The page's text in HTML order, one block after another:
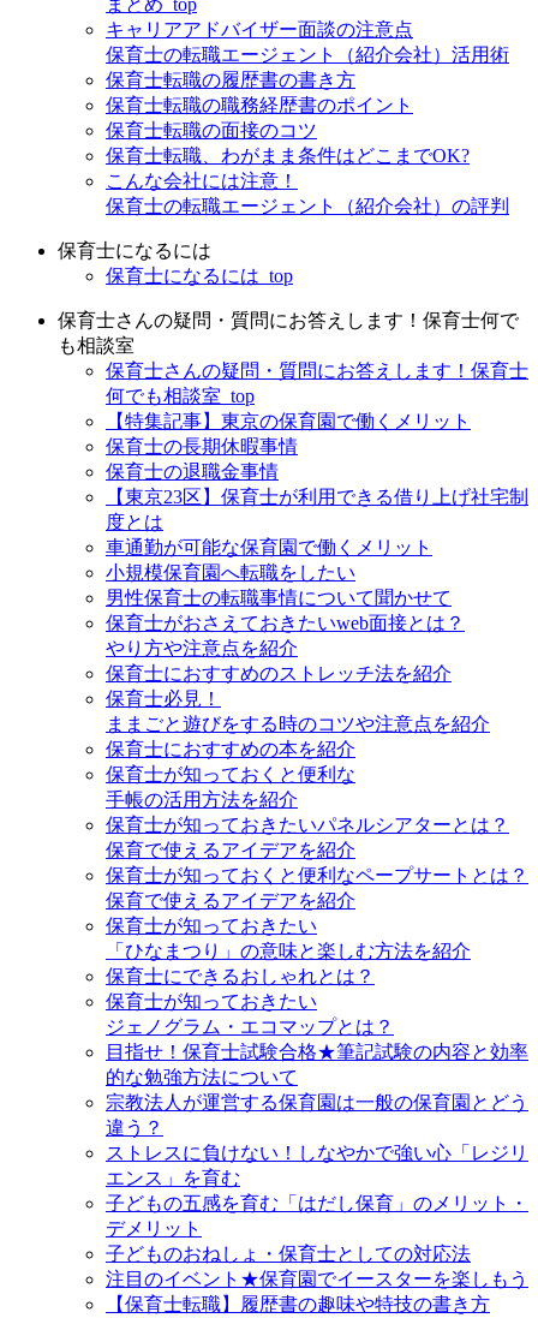
まとめ_top
キャリアアドバイザー面談の注意点
保育士の転職エージェント（紹介会社）活用術
保育士転職の履歴書の書き方
保育士転職の職務経歴書のポイント
保育士転職の面接のコツ
保育士転職、わがまま条件はどこまでOK?
こんな会社には注意！
保育士の転職エージェント（紹介会社）の評判
保育士になるには
保育士になるには_top
保育士さんの疑問・質問にお答えします！保育士何で
も相談室
保育士さんの疑問・質問にお答えします！保育士
何でも相談室_top
【特集記事】東京の保育園で働くメリット
保育士の長期休暇事情
保育士の退職金事情
【東京23区】保育士が利用できる借り上げ社宅制
度とは
車通勤が可能な保育園で働くメリット
小規模保育園へ転職をしたい
男性保育士の転職事情について聞かせて
保育士がおさえておきたいweb面接とは？
やり方や注意点を紹介
保育士におすすめのストレッチ法を紹介
保育士必見！
ままごと遊びをする時のコツや注意点を紹介
保育士におすすめの本を紹介
保育士が知っておくと便利な
手帳の活用方法を紹介
保育士が知っておきたいパネルシアターとは？
保育で使えるアイデアを紹介
保育士が知っておくと便利なペープサートとは？
保育で使えるアイデアを紹介
保育士が知っておきたい
「ひなまつり」の意味と楽しむ方法を紹介
保育士にできるおしゃれとは？
保育士が知っておきたい
ジェノグラム・エコマップとは？
目指せ！保育士試験合格★筆記試験の内容と効率
的な勉強方法について
宗教法人が運営する保育園は一般の保育園とどう
違う？
ストレスに負けない！しなやかで強い心「レジリ
エンス」を育む
子どもの五感を育む「はだし保育」のメリット・
デメリット
子どものおねしょ・保育士としての対応法
注目のイベント★保育園でイースターを楽しもう
【保育士転職】履歴書の趣味や特技の書き方